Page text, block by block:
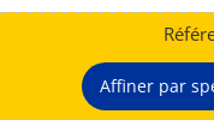
Affiner par